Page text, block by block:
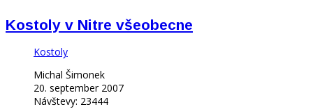
Kostoly v Nitre všeobecne
Kostoly
Michal Šimonek
20. september 2007
Návštevy: 23444